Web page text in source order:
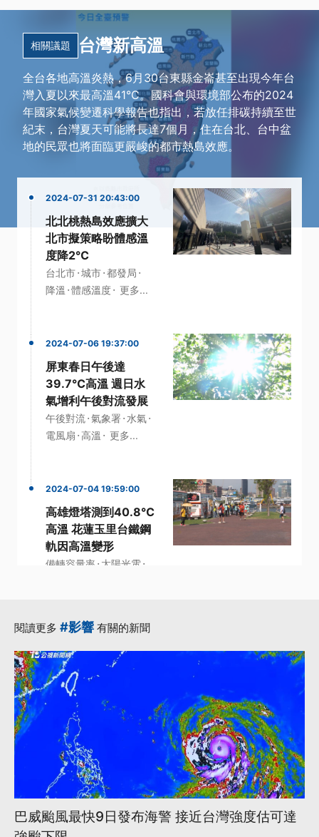
相關議題 台灣新高溫
全台各地高溫炎熱，6月30台東縣金崙甚至出現今年台
灣入夏以來最高溫41°C。國科會與環境部公布的2024
年國家氣候變遷科學報告也指出，若放任排碳持續至世
紀末，台灣夏天可能將長達7個月，住在台北、台中盆
地的民眾也將面臨更嚴峻的都市熱島效應。
2024-07-31 20:43:00
北北桃熱島效應擴大
北市擬策略盼體感溫
度降2℃
台北市·城市·都發局 ·
降溫 ·體感溫度· 更多...
2024-07-06 19:37:00
屏東春日午後達
39.7℃高溫 週日水
氣增利午後對流發展
午後對流·氣象署 · 水氣·
電風扇 · 高溫 · 更多...
2024-07-04 19:59:00
高雄燈塔測到40.8℃
高溫 花蓮玉里台鐵鋼
軌因高溫變形
備轉容量率 · 太陽光電·
閱讀更多 #影響 有關的新聞
巴威颱風最快9日發布海警 接近台灣強度估可達